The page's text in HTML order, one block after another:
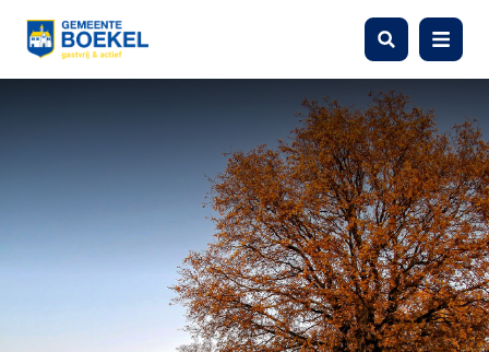
Zoeken Menu